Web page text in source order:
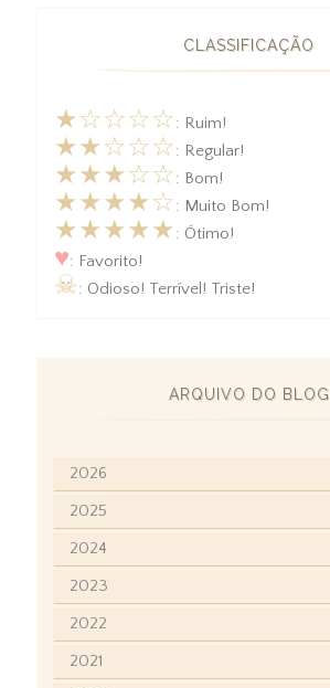
CLASSIFICAÇÃO
★☆☆☆☆: Ruim!
★★☆☆☆: Regular!
★★★☆☆: Bom!
★★★★☆: Muito Bom!
★★★★★: Ótimo!
♥: Favorito!
☠: Odioso! Terrível! Triste!
ARQUIVO DO BLOG
2026
2025
2024
2023
2022
2021